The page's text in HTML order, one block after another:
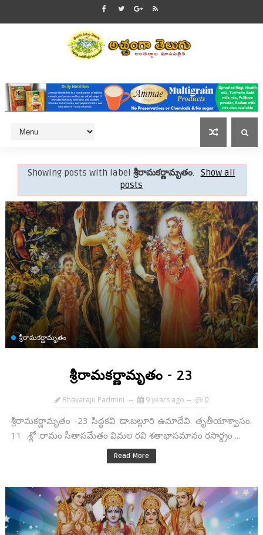
Showing posts with labelశ్రీరామకర్ణామృతం.
Show all
posts
శ్రీరామకర్ణామృతం
శ్రీరామకర్ణామృతం - 23
Bhavaraju Padmini 9 years ago 0
శ్రీరామకర్ణామృతం -23 సిద్ధకవి డా.బల్లూరి ఉమాదేవి. తృతీయాశ్వాసం.
11 .శ్లో :రామం సీతాసమేతం విమల రవి శతాభాసమానం రసార్ద్రం ...
Read More